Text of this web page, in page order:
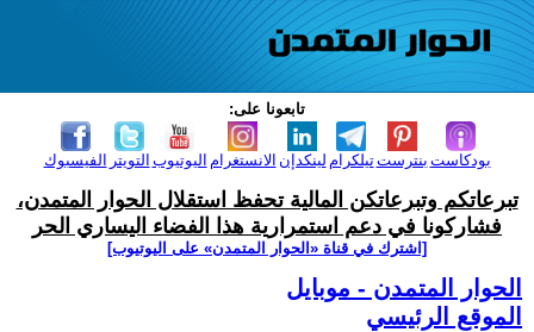
تابعونا على:
الفيسبوك التويتر اليوتيوب الانستغرام لينكدإن تيلكرامبنترست بودكاست
تبرعاتكم وتبرعاتكن المالية تحفظ استقلال الحوار المتمدن،
فشاركونا في دعم استمرارية هذا الفضاء اليساري الحر
[اشترك في قناة ‫«الحوار المتمدن» على اليوتيوب]
الحوار المتمدن - موبايل
الموقع الرئيسي